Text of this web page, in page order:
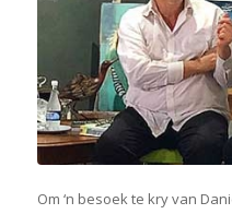
Om ‘n besoek te kry van